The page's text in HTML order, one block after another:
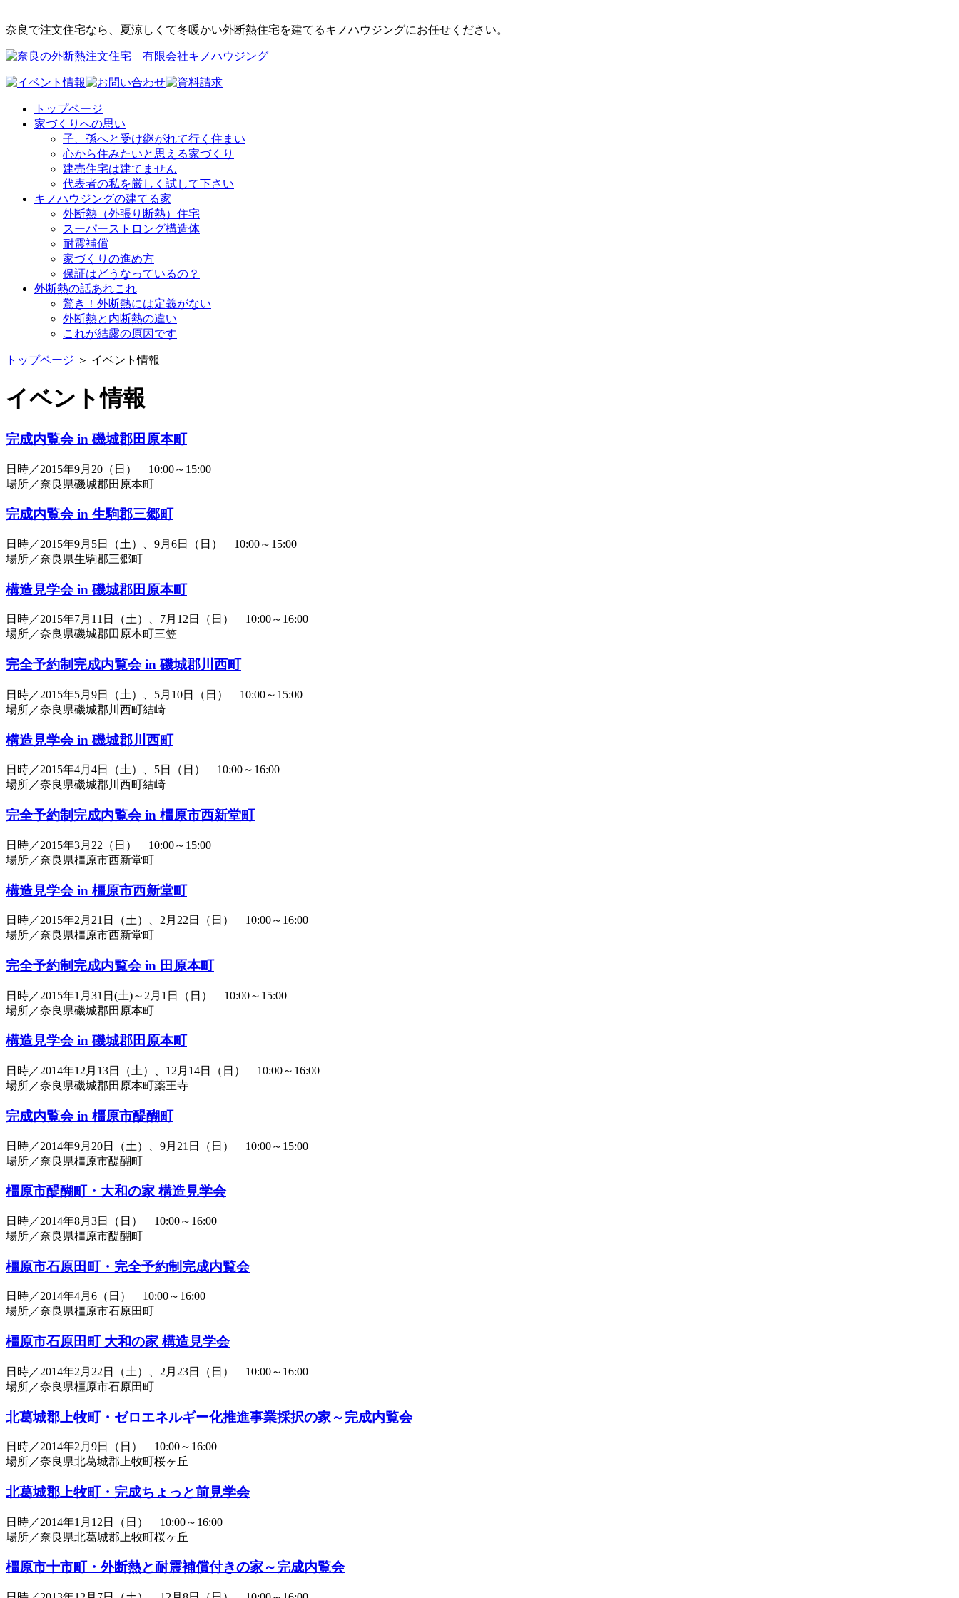
奈良で注文住宅なら、夏涼しくて冬暖かい外断熱住宅を建てるキノハウジングにお任せください。
トップページ
家づくりへの思い
子、孫へと受け継がれて行く住まい
心から住みたいと思える家づくり
建売住宅は建てません
代表者の私を厳しく試して下さい
キノハウジングの建てる家
外断熱（外張り断熱）住宅
スーパーストロング構造体
耐震補償
家づくりの進め方
保証はどうなっているの？
外断熱の話あれこれ
驚き！外断熱には定義がない
外断熱と内断熱の違い
これが結露の原因です
トップページ ＞ イベント情報
イベント情報
完成内覧会 in 磯城郡田原本町
日時／2015年9月20（日） 10:00～15:00
場所／奈良県磯城郡田原本町
完成内覧会 in 生駒郡三郷町
日時／2015年9月5日（土）、9月6日（日） 10:00～15:00
場所／奈良県生駒郡三郷町
構造見学会 in 磯城郡田原本町
日時／2015年7月11日（土）、7月12日（日） 10:00～16:00
場所／奈良県磯城郡田原本町三笠
完全予約制完成内覧会 in 磯城郡川西町
日時／2015年5月9日（土）、5月10日（日） 10:00～15:00
場所／奈良県磯城郡川西町結崎
構造見学会 in 磯城郡川西町
日時／2015年4月4日（土）、5日（日） 10:00～16:00
場所／奈良県磯城郡川西町結崎
完全予約制完成内覧会 in 橿原市西新堂町
日時／2015年3月22（日） 10:00～15:00
場所／奈良県橿原市西新堂町
構造見学会 in 橿原市西新堂町
日時／2015年2月21日（土）、2月22日（日） 10:00～16:00
場所／奈良県橿原市西新堂町
完全予約制完成内覧会 in 田原本町
日時／2015年1月31日(土)～2月1日（日） 10:00～15:00
場所／奈良県磯城郡田原本町
構造見学会 in 磯城郡田原本町
日時／2014年12月13日（土）、12月14日（日） 10:00～16:00
場所／奈良県磯城郡田原本町薬王寺
完成内覧会 in 橿原市醍醐町
日時／2014年9月20日（土）、9月21日（日） 10:00～15:00
場所／奈良県橿原市醍醐町
橿原市醍醐町・大和の家 構造見学会
日時／2014年8月3日（日） 10:00～16:00
場所／奈良県橿原市醍醐町
橿原市石原田町・完全予約制完成内覧会
日時／2014年4月6（日） 10:00～16:00
場所／奈良県橿原市石原田町
橿原市石原田町 大和の家 構造見学会
日時／2014年2月22日（土）、2月23日（日） 10:00～16:00
場所／奈良県橿原市石原田町
北葛城郡上牧町・ゼロエネルギー化推進事業採択の家～完成内覧会
日時／2014年2月9日（日） 10:00～16:00
場所／奈良県北葛城郡上牧町桜ヶ丘
北葛城郡上牧町・完成ちょっと前見学会
日時／2014年1月12日（日） 10:00～16:00
場所／奈良県北葛城郡上牧町桜ヶ丘
橿原市十市町・外断熱と耐震補償付きの家～完成内覧会